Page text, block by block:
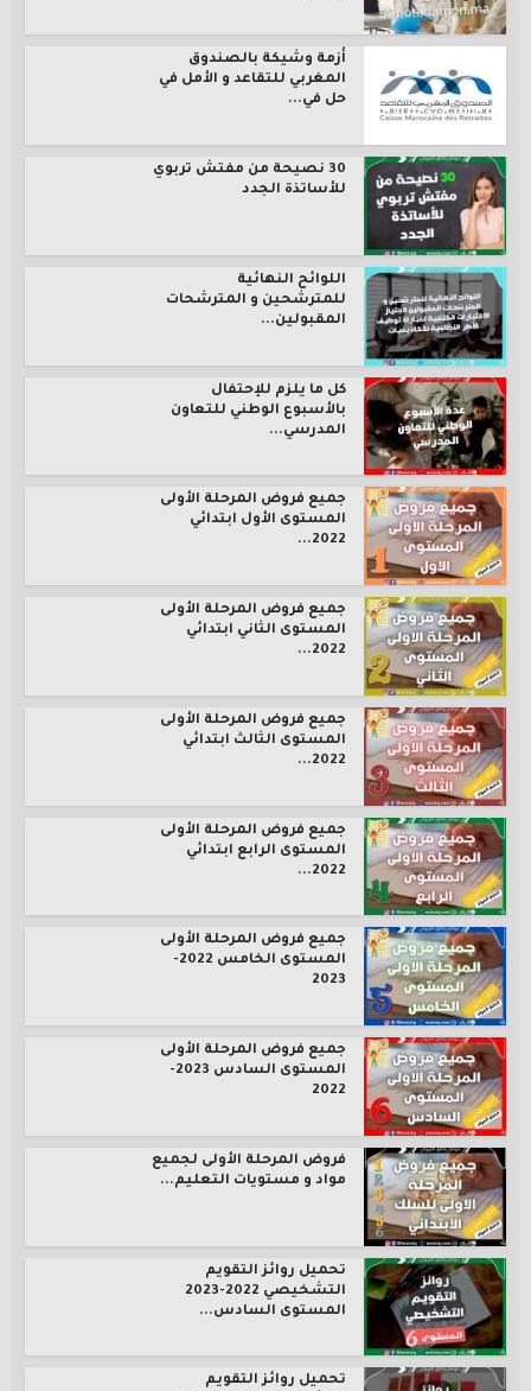
أزمة وشيكة بالصندوق
المغربي للتقاعد و الأمل في
حل في...
30 نصيحة من مفتش تربوي
للأساتذة الجدد
اللوائح النهائية
للمترشحين و المترشحات
المقبولين...
كل ما يلزم للإحتفال
بالأسبوع الوطني للتعاون
المدرسي...
جميع فروض المرحلة الأولى
المستوى الأول ابتدائي
2022...
جميع فروض المرحلة الأولى
المستوى الثاني ابتدائي
2022...
جميع فروض المرحلة الأولى
المستوى الثالث ابتدائي
2022...
جميع فروض المرحلة الأولى
المستوى الرابع ابتدائي
2022...
جميع فروض المرحلة الأولى
المستوى الخامس 2022-
2023
جميع فروض المرحلة الأولى
المستوى السادس 2023-
2022
فروض المرحلة الأولى لجميع
مواد و مستويات التعليم...
تحميل روائز التقويم
التشخيصي 2022-2023
المستوى السادس...
تحميل روائز التقويم